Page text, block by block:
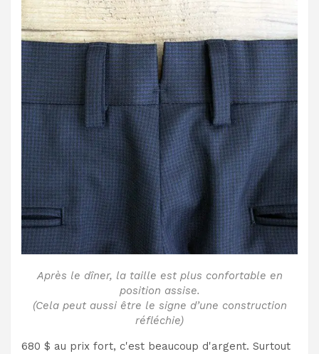
Après le dîner, la taille est plus confortable en
position assise.
(Cela peut aussi être le signe d’une construction
réfléchie)
680 $ au prix fort, c'est beaucoup d'argent. Surtout